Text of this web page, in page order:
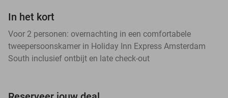
In het kort
Voor 2 personen: overnachting in een comfortabele
tweepersoonskamer in Holiday Inn Express Amsterdam
South inclusief ontbijt en late check-out